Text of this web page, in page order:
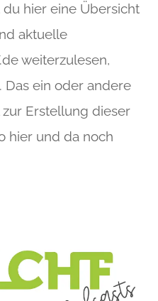
hier eine Übersicht
aktuelle
weiterzulesen,
Das ein oder andere
Erstellung dieser
hier und da noch